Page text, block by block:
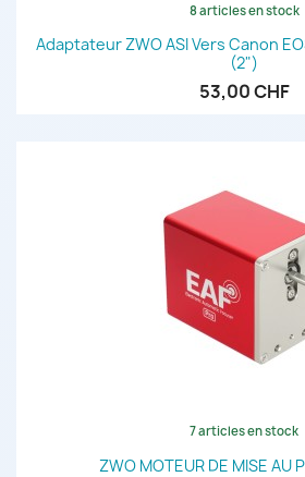
8 articles en stock
Adaptateur ZWO ASI Vers Canon
(2")
53,00 CHF
7 articles en stock
ZWO MOTEUR DE MISE AU